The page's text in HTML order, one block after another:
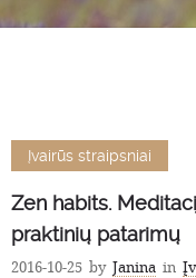
Įvairūs straipsniai
Zen habits.
praktinių patarimų
2016-10-25 by Janina in